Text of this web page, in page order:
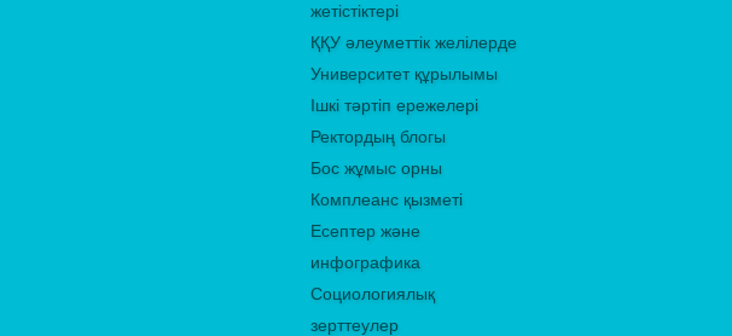
жетістіктері
ҚҚУ әлеуметтік желілерде
Университет құрылымы
Ішкі тәртіп ережелері
Ректордың блогы
Бос жұмыс орны
Комплеанс қызметі
Есептер және
инфографика
Социологиялық
зерттеулер